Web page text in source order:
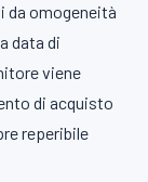
omogeneità
data di
viene
di acquisto
reperibile